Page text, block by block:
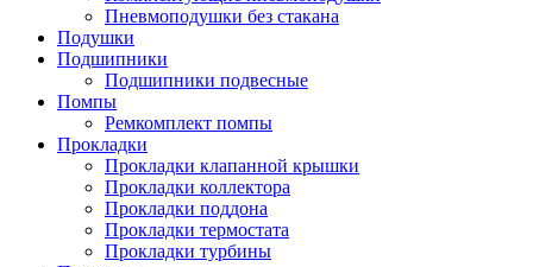
Пневмоподушки без стакана
Подушки
Подшипники
Подшипники подвесные
Помпы
Ремкомплект помпы
Прокладки
Прокладки клапанной крышки
Прокладки коллектора
Прокладки поддона
Прокладки термостата
Прокладки турбины